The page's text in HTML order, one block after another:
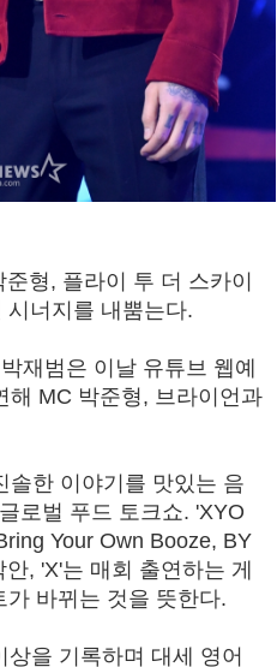
형, 플라이 투 더 스카이
시너지를 내뿜는다.
재범은 이날 유튜브 웹예
해 MC 박준형, 브라이언과
솔한 이야기를 맛있는 음
로벌 푸드 토크쇼. 'XYO
Your Own Booze, BY
, 'X'는 매회 출연하는 게
바뀌는 것을 뜻한다.
을 기록하며 대세 영어